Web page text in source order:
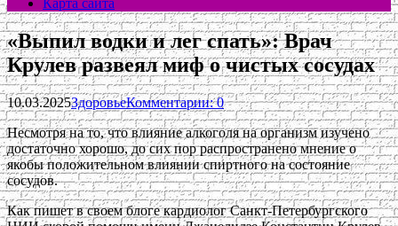
Карта сайта
«Выпил водки и лег спать»: Врач
Крулев развеял миф о чистых сосудах
10.03.2025ЗдоровьеКомментарии: 0
Несмотря на то, что влияние алкоголя на организм изучено
достаточно хорошо, до сих пор распространено мнение о
якобы положительном влиянии спиртного на состояние
сосудов.
Как пишет в своем блоге кардиолог Санкт-Петербургского